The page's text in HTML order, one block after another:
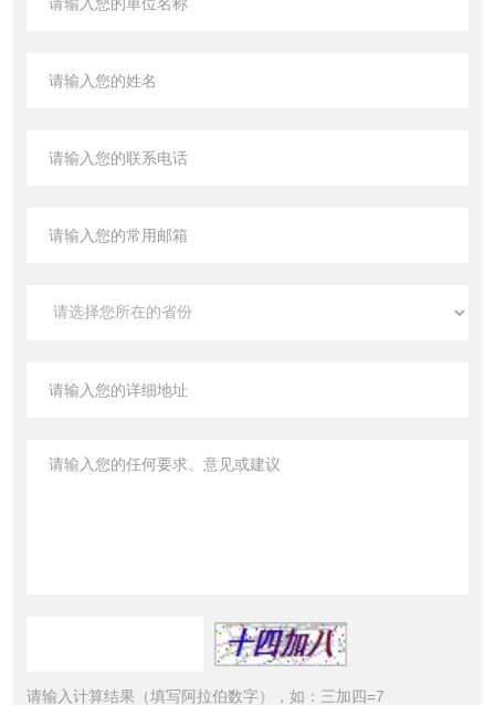
请输入计算结果（填写阿拉伯数字），如：三加四=7